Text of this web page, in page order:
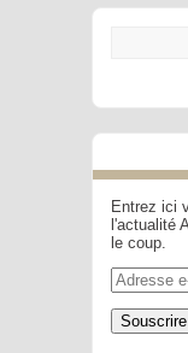
Entrez ici
l'actualité
le coup.
Adresse
e-
mail
Souscrire